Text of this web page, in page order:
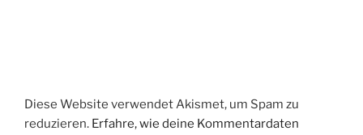
Diese Website verwendet Akismet, um Spam zu
reduzieren. Erfahre, wie deine Kommentardaten